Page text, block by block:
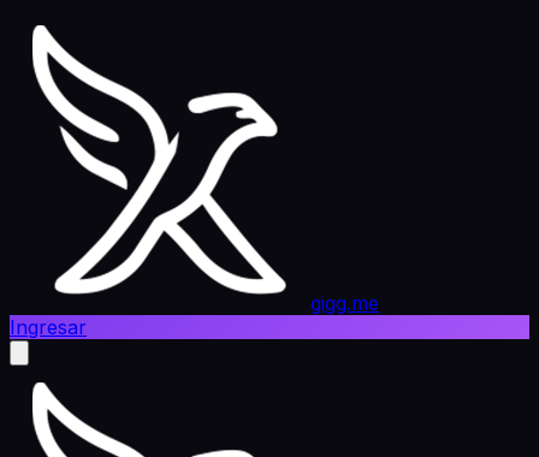
gigg.me
Ingresar